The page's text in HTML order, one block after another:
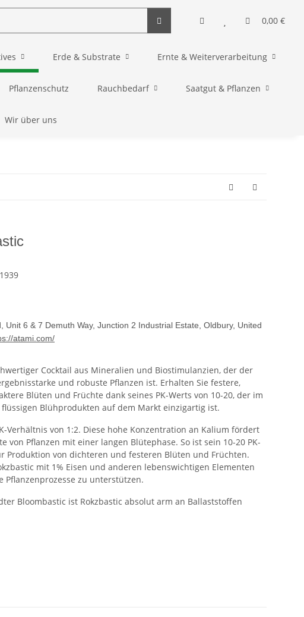
0,00 €
Erde & Substrate Ernte & Weiterverarbeitung
Pflanzenschutz Rauchbedarf Saatgut & Pflanzen
Wir über uns
Unit 6 & 7 Demuth Way, Junction 2 Industrial Estate, Oldbury, United
atami.com/
Cocktail aus Mineralien und Biostimulanzien, der der
und robuste Pflanzen ist. Erhalten Sie festere,
Blüten und Früchte dank seines PK-Werts von 10-20, der im
Blühprodukten auf dem Markt einzigartig ist.
Verhältnis von 1:2. Diese hohe Konzentration an Kalium fördert
von Pflanzen mit einer langen Blütephase. So ist sein 10-20 PK-
Produktion von dichteren und festeren Blüten und Früchten.
mit 1% Eisen und anderen lebenswichtigen Elementen
Pflanzenprozesse zu unterstützen.
Bloombastic ist Rokzbastic absolut arm an Ballaststoffen